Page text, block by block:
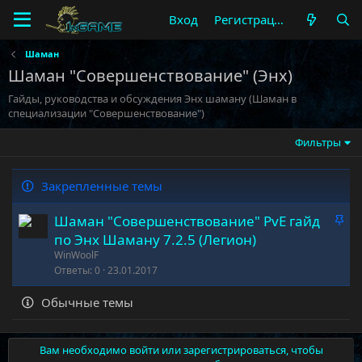
Вход Регистрация
Шаман
Шаман "Совершенствование" (Энх)
Гайды, руководства и обсуждения Энх шаману (Шаман в
специализации "Совершенствование")
Фильтры
Закрепленные темы
З
е
е
Шаман "Совершенствование" PvE гайд
по Энх Шаману 7.2.5 (Легион)
WinWoolF
Ответы 0 23.01.2017
Обычные темы
Вам необходимо войти или зарегистрироваться, чтобы